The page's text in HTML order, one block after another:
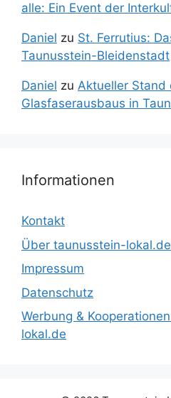
alle: Ein Event der
Daniel zu St. Ferrutius:
Taunusstein-Bleidenstadt
Daniel zu Aktueller Stand
Glasfaserausbaus in
Informationen
Kontakt
Über taunusstein-lokal.de
Impressum
Datenschutz
Werbung &
lokal.de